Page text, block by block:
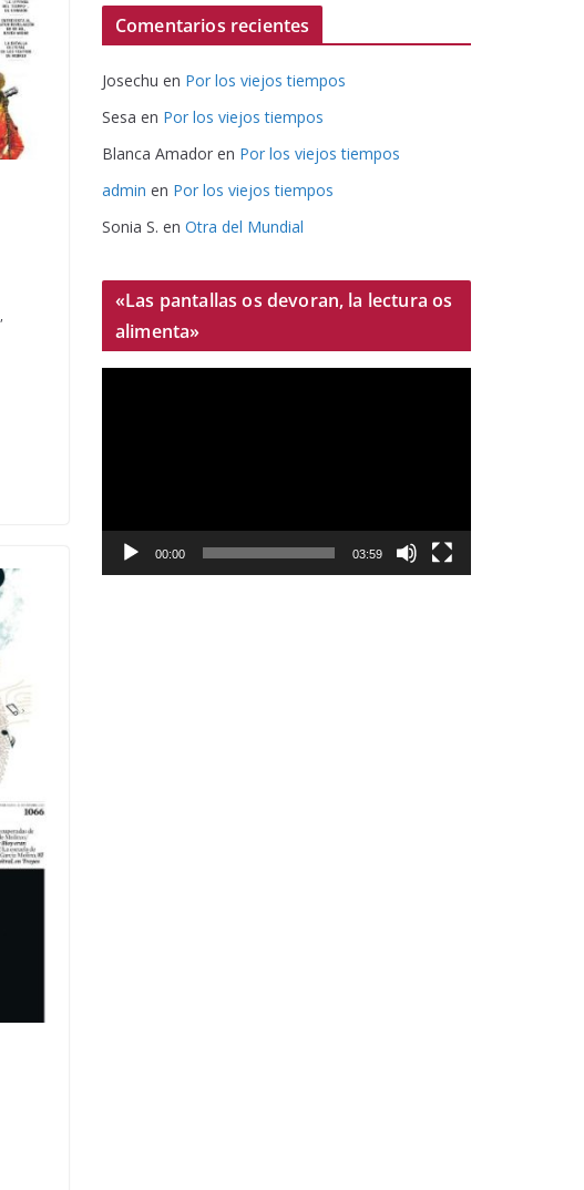
,
Comentarios recientes
Josechu en Por los viejos tiempos
Sesa en Por los viejos tiempos
Blanca Amador en Por los viejos tiempos
admin en Por los viejos tiempos
Sonia S. en Otra del Mundial
«Las pantallas os devoran, la lectura os
alimenta»
c
00:00 03:59